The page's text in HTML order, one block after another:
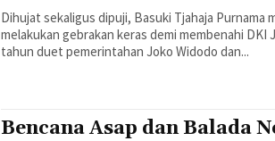
Dihujat sekaligus dipuji, Basuki Tjahaja Purnama
melakukan gebrakan keras demi membenahi DKI Jakarta.
tahun duet pemerintahan Joko Widodo dan...
Bencana Asap dan Balada